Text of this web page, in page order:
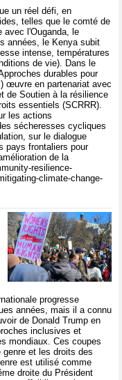
un réel défi, en
telles que le comté de
avec l'Ouganda, le
années, le Kenya subit
intense, températures
de vie). Dans le
durables pour
œuvre en partenariat avec
de Soutien à la résilience
essentiels (SCRRR).
les actions
sécheresses cycliques
sur le dialogue
pays frontaliers pour
de la
resilience-
climate-change-
progresse
années, mais il a connu
de Donald Trump en
inclusives et
mondiaux. Ces coupes
et les droits des
est utilisé comme
droite du Président